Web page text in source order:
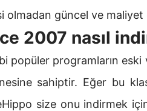
olmadan güncel ve
2007 nasıl
programların eski
sahiptir. Eğer bu
size onu indirmek